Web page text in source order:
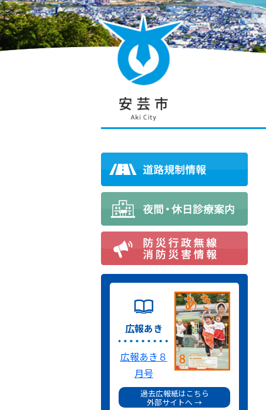
広報あき
広報あき８
月号
過去広報紙はこちら
外部サイトへ →